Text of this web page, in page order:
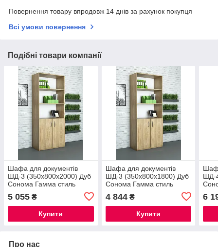
Повернення товару впродовж 14 днів за рахунок покупця
Всі умови повернення
Подібні товари компанії
Шафа для документів
ШД-3 (350x800x2000) Дуб
Сонома Гамма стиль
5 055 ₴
Купити
Шафа для документів
ШД-3 (350x800x1800) Дуб
Сонома Гамма стиль
4 844₴
Купити
ШД-
6
Про нас